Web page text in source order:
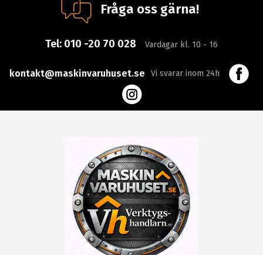
Fråga oss gärna!
Tel: 010 -20 70 028 Vardagar kl. 10 - 16
kontakt@maskinvaruhuset.se Vi svarar inom 24h